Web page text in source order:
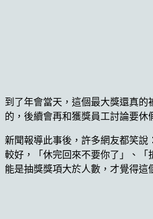
到了年會當天，這個最大獎還真
的，後續會再和獲獎員工討論要休
新聞報導此事後，許多網友都笑說
較好，「休完回來不要你了」、
能是抽獎獎項大於人數，才覺得這